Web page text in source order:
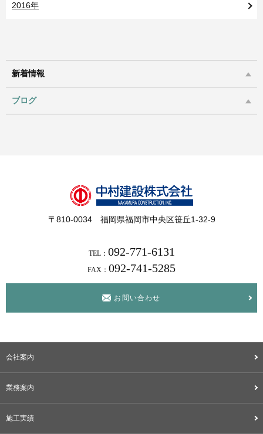
2016年
新着情報
ブログ
〒810-0034 福岡県福岡市中央区笹丘1-32-9
TEL： 092-771-6131
FAX： 092-741-5285
お問い合わせ
会社案内
業務案内
施工実績